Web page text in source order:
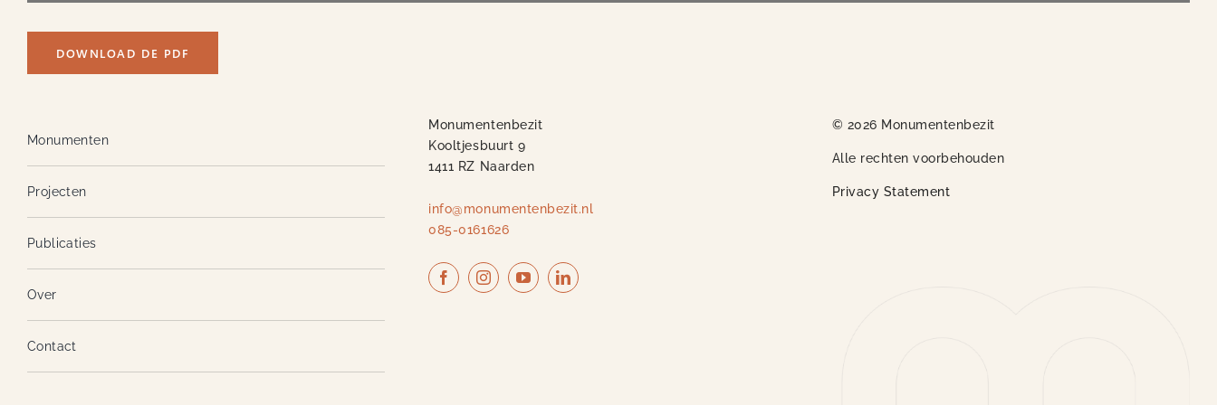
DOWNLOAD DE PDF
Monumenten
Projecten
Publicaties
Over
Contact
Monumentenbezit
Kooltjesbuurt 9
1411 RZ Naarden
info@monumentenbezit.nl
085-0161626
© 2026 Monumentenbezit
Alle rechten voorbehouden
Privacy Statement